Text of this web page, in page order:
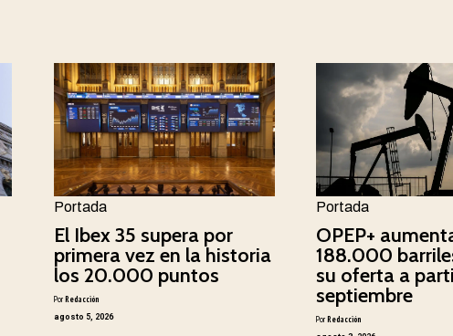
Portada
El Ibex 35 supera por
primera vez en la historia
los 20.000 puntos
PorRedacción
agosto 5, 2026
Portada
OPEP+
188.000
su oferta a
septiembre
PorRedacción